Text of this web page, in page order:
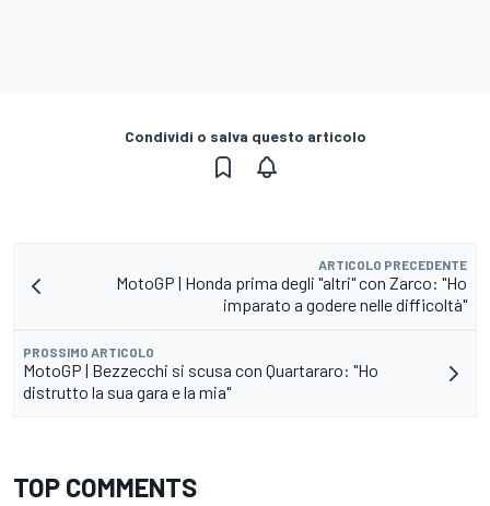
Condividi o salva questo articolo
ARTICOLO PRECEDENTE
MotoGP | Honda prima degli "altri" con Zarco: "Ho
imparato a godere nelle difficoltà"
PROSSIMO ARTICOLO
MotoGP | Bezzecchi si scusa con Quartararo: "Ho
distrutto la sua gara e la mia"
TOP COMMENTS